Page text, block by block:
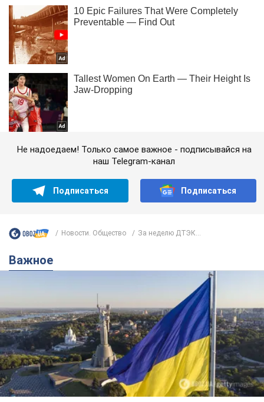
Не надоедаем! Только самое важное - подписывайся на
наш Telegram-канал
Подписаться Подписаться
Новости. Общество За неделю ДТЭК...
Важное